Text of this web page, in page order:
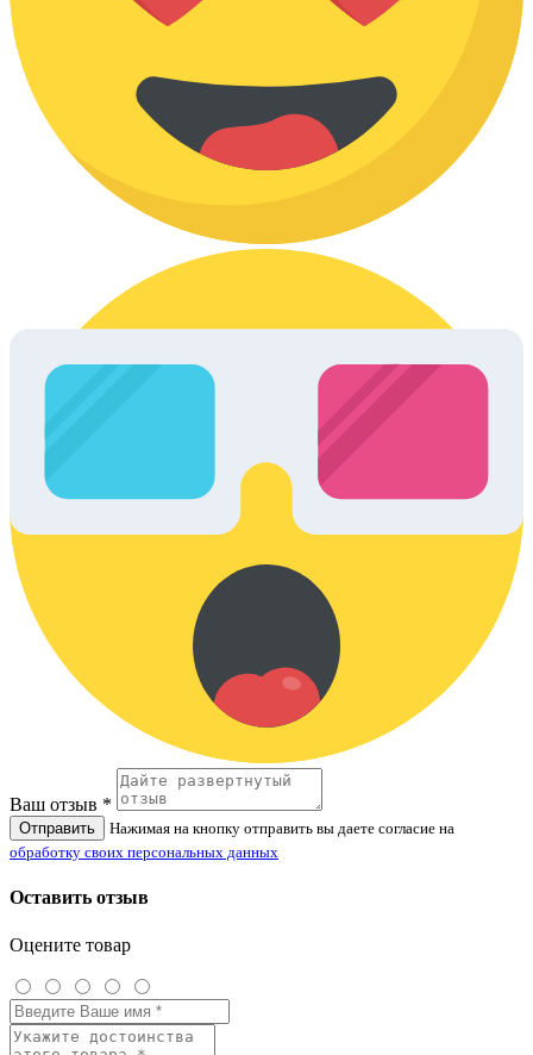
Ваш отзыв *
Отправить
Нажимая на кнопку отправить вы даете согласие на
обработку своих персональных данных
Оставить отзыв
Оцените товар